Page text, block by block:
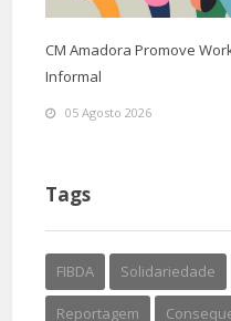
CM Amadora Promove
Informal
05 Agosto 2026
Tags
FIBDA Solidariedade
Reportagem